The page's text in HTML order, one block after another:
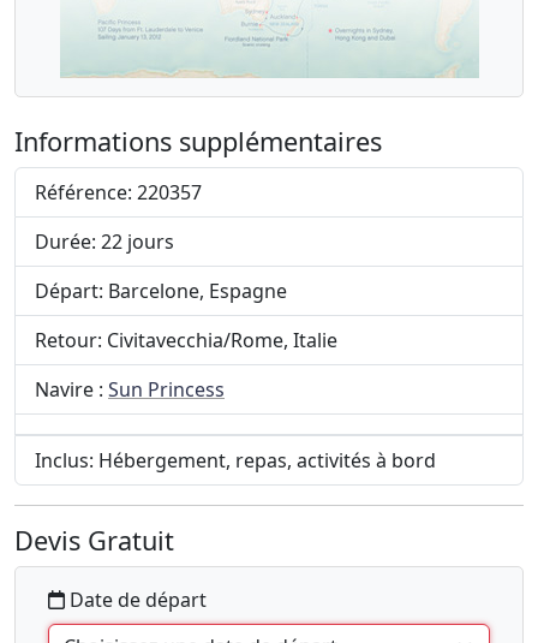
Informations supplémentaires
Référence: 220357
Durée: 22 jours
Départ: Barcelone, Espagne
Retour: Civitavecchia/Rome, Italie
Navire : Sun Princess
Inclus: Hébergement, repas, activités à bord
Devis Gratuit
Date de départ